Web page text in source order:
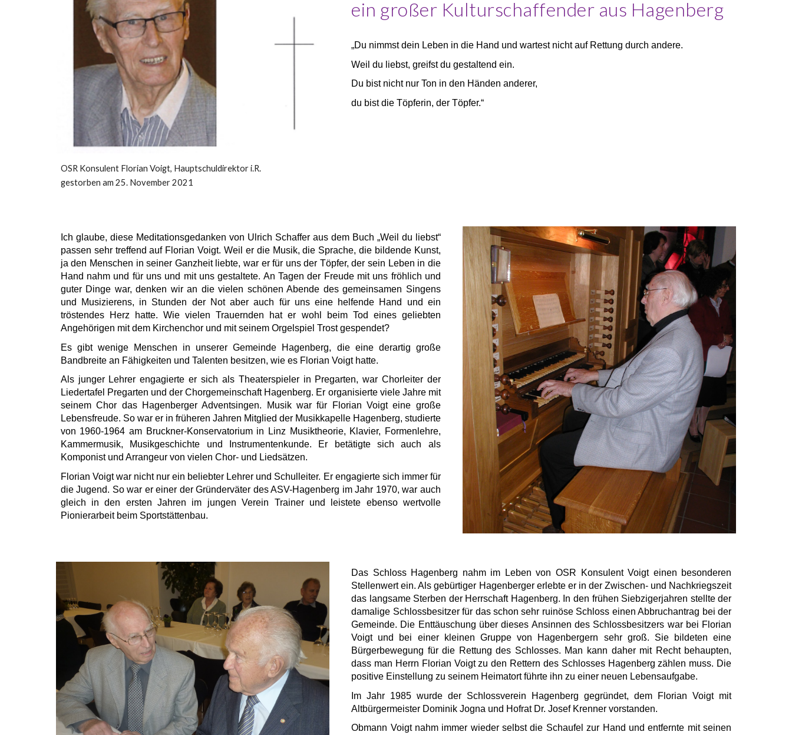
OSR Konsulent Florian Voigt, Hauptschuldirektor i.R.
gestorben am 25. November 2021
ein großer Kulturschaffender aus Hagenberg
„Du nimmst dein Leben in die Hand und wartest nicht auf Rettung durch andere.
Weil du liebst, greifst du gestaltend ein.
Du bist nicht nur Ton in den Händen anderer,
du bist die Töpferin, der Töpfer.“
Ich glaube, diese Meditationsgedanken von Ulrich Schaffer aus dem Buch „Weil du liebst“
passen sehr treffend auf Florian Voigt. Weil er die Musik, die Sprache, die bildende Kunst,
ja den Menschen in seiner Ganzheit liebte, war er für uns der Töpfer, der sein Leben in die
Hand nahm und für uns und mit uns gestaltete. An Tagen der Freude mit uns fröhlich und
guter Dinge war, denken wir an die vielen schönen Abende des gemeinsamen Singens
und Musizierens, in Stunden der Not aber auch für uns eine helfende Hand und ein
tröstendes Herz hatte. Wie vielen Trauernden hat er wohl beim Tod eines geliebten
Angehörigen mit dem Kirchenchor und mit seinem Orgelspiel Trost gespendet?
Es gibt wenige Menschen in unserer Gemeinde Hagenberg, die eine derartig große
Bandbreite an Fähigkeiten und Talenten besitzen, wie es Florian Voigt hatte.
Als junger Lehrer engagierte er sich als Theaterspieler in Pregarten, war Chorleiter der
Liedertafel Pregarten und der Chorgemeinschaft Hagenberg. Er organisierte viele Jahre mit
seinem Chor das Hagenberger Adventsingen. Musik war für Florian Voigt eine große
Lebensfreude. So war er in früheren Jahren Mitglied der Musikkapelle Hagenberg, studierte
von 1960-1964 am Bruckner-Konservatorium in Linz Musiktheorie, Klavier, Formenlehre,
Kammermusik, Musikgeschichte und Instrumentenkunde. Er betätigte sich auch als
Komponist und Arrangeur von vielen Chor- und Liedsätzen.
Florian Voigt war nicht nur ein beliebter Lehrer und Schulleiter. Er engagierte sich immer für
die Jugend. So war er einer der Gründerväter des ASV-Hagenberg im Jahr 1970, war auch
gleich in den ersten Jahren im jungen Verein Trainer und leistete ebenso wertvolle
Pionierarbeit beim Sportstättenbau.
Das Schloss Hagenberg nahm im Leben von OSR Konsulent Voigt einen besonderen
Stellenwert ein. Als gebürtiger Hagenberger erlebte er in der Zwischen- und Nachkriegszeit
das langsame Sterben der Herrschaft Hagenberg. In den frühen Siebzigerjahren stellte der
damalige Schlossbesitzer für das schon sehr ruinöse Schloss einen Abbruchantrag bei der
Gemeinde. Die Enttäuschung über dieses Ansinnen des Schlossbesitzers war bei Florian
Voigt und bei einer kleinen Gruppe von Hagenbergern sehr groß. Sie bildeten eine
Bürgerbewegung für die Rettung des Schlosses. Man kann daher mit Recht behaupten,
dass man Herrn Florian Voigt zu den Rettern des Schlosses Hagenberg zählen muss. Die
positive Einstellung zu seinem Heimatort führte ihn zu einer neuen Lebensaufgabe.
Im Jahr 1985 wurde der Schlossverein Hagenberg gegründet, dem Florian Voigt mit
Altbürgermeister Dominik Jogna und Hofrat Dr. Josef Krenner vorstanden.
Obmann Voigt nahm immer wieder selbst die Schaufel zur Hand und entfernte mit seinen